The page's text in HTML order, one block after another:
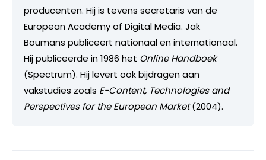
producenten. Hij is tevens secretaris van de
European Academy of Digital Media. Jak
Boumans publiceert nationaal en internationaal.
Hij publiceerde in 1986 het Online Handboek
(Spectrum). Hij levert ook bijdragen aan
vakstudies zoals E-Content, Technologies and
Perspectives for the European Market(2004).